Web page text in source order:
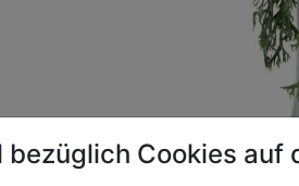
bezüglich Cookies auf